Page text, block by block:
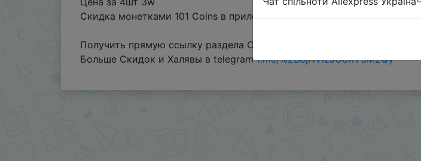
Скидка монетками 101 Coins в приложении.
Получить прямую ссылку раздела Coins или SuperDeals на
Больше Скидок и Халявы в telegramt.me/%2B8jHVizJO6XY3M2Qy